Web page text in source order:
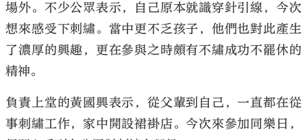
場外。不少公眾表示，自己原本就識穿針引線，今次
想來感受下刺繡。當中更不乏孩子，他們也對此產生
了濃厚的興趣，更在參與之時頗有不繡成功不罷休的
精神。
負責上堂的黃國興表示，從父輩到自己，一直都在從
事刺繡工作，家中開設裙褂店。今次來參加同樂日，